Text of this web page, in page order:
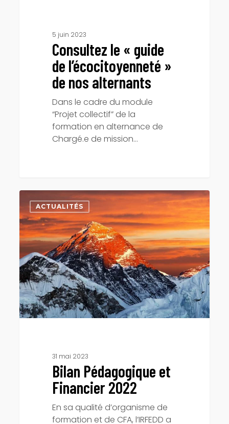
5 juin 2023
Consultez le « guide
de l’écocitoyenneté »
de nos alternants
Dans le cadre du module
“Projet collectif” de la
formation en alternance de
Chargé.e de mission…
Bilan
Pédagogique
et
Financier
2022
ACTUALITÉS
31 mai 2023
Bilan Pédagogique et
Financier 2022
En sa qualité d’organisme de
formation et de CFA, l’IRFEDD a